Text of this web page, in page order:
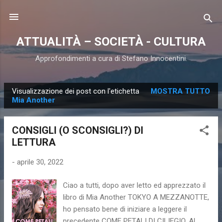
ATTUALITÀ – SOCIETÀ - CULTURA
Approfondimenti a cura di Stefano Innocentini.
o
Visualizzazione dei post con l'etichetta
Mia Another
MOSTRA TUTTO
CONSIGLI (O SCONSIGLI?) DI
LETTURA
- aprile 30, 2022
Ciao a tutti, dopo aver letto ed apprezzato il
libro di Mia Another TOKYO A MEZZANOTTE,
ho pensato bene di iniziare a leggere il